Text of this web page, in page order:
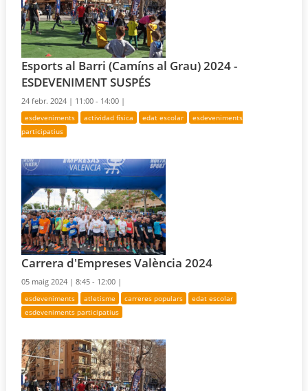
Esports al Barri (Camíns al Grau) 2024 -
ESDEVENIMENT SUSPÉS
24 febr. 2024 | 11:00 - 14:00 |
esdeveniments actividad física edat escolar
esdeveniments
participatius
Carrera d'Empreses València 2024
05 maig 2024 |8:45 - 12:00 |
esdeveniments atletisme carreres populars
edat escolar
esdeveniments participatius